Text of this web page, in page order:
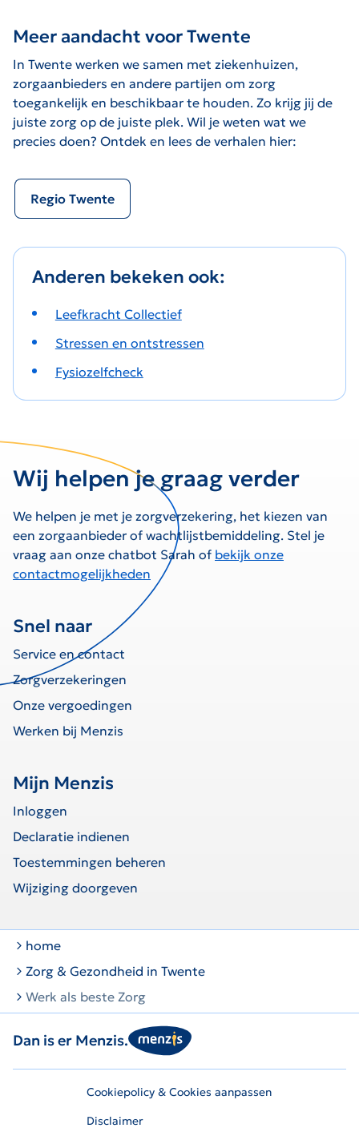
Meer aandacht voor Twente
In Twente werken we samen met ziekenhuizen,
zorgaanbieders en andere partijen om zorg
toegankelijk en beschikbaar te houden. Zo krijg jij de
juiste zorg op de juiste plek. Wil je weten wat we
precies doen? Ontdek en lees de verhalen hier:
Regio Twente
Anderen bekeken ook:
Leefkracht Collectief
Stressen en ontstressen
Fysiozelfcheck
Wij helpen je graag verder
We helpen je met je zorgverzekering, het kiezen van
een zorgaanbieder of wachtlijstbemiddeling. Stel je
vraag aan onze chatbot Sarah of bekijk onze
contactmogelijkheden
Snel naar
Service en contact
Zorgverzekeringen
Onze vergoedingen
Werken bij Menzis
Mijn Menzis
Inloggen
Declaratie indienen
Toestemmingen beheren
Wijziging doorgeven
home
Zorg & Gezondheid in Twente
Werk als beste Zorg
Dan is er Menzis.
Cookiepolicy & Cookies aanpassen
Disclaimer